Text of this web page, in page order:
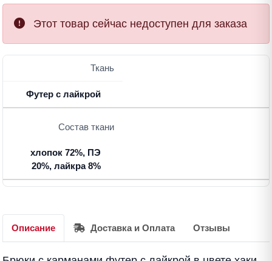
Этот товар сейчас недоступен для заказа
Ткань
Футер с лайкрой
Состав ткани
хлопок 72%, ПЭ
20%, лайкра 8%
Описание Доставка и Оплата Отзывы